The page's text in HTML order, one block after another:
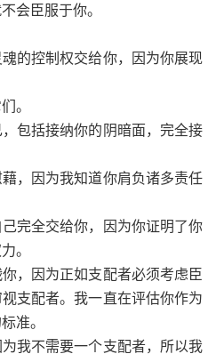
会臣服于你。
的控制权交给你，因为你展现
。
包括接纳你的阴暗面，完全接
，因为我知道你肩负诸多责任
完全交给你，因为你证明了你
。
，因为正如支配者必须考虑臣
支配者。我一直在评估你作为
准。
我不需要一个支配者，所以我